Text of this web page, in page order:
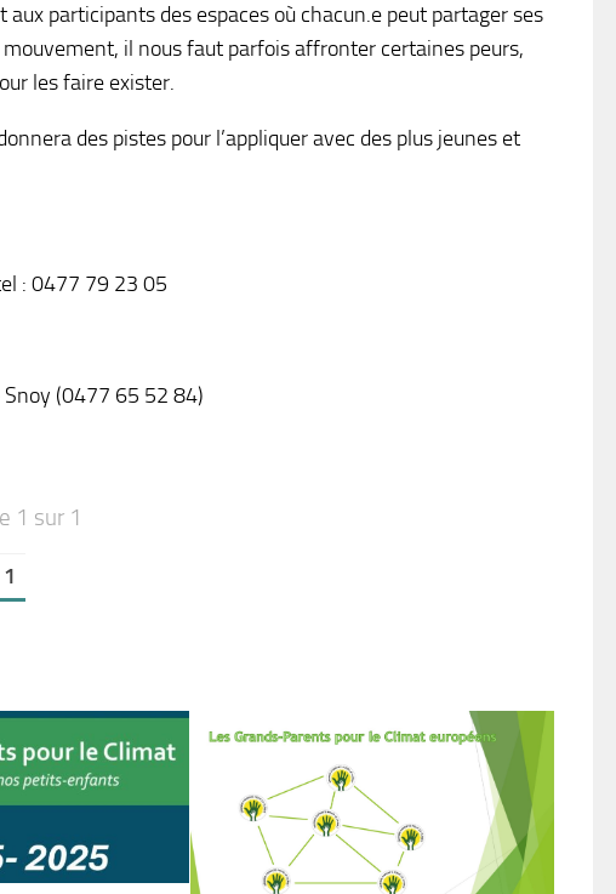
participants des espaces où chacun.e peut partager ses
il nous faut parfois affronter certaines peurs,
les faire exister.
des pistes pour l’appliquer avec des plus jeunes et
: 0477 79 23 05
(0477 65 52 84)
1 sur 1
1